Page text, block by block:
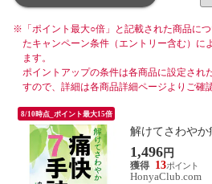
※ 「ポイント最大○倍」と記載された商品に
たキャンペーン条件（エントリー含む）に
ます。
ポイントアップの条件は各商品に設定され
すので、詳細は各商品詳細ページよりご確
8/10時点_ポイント最大15倍
解けてさわや
1,496円
13
HonyaClub.com